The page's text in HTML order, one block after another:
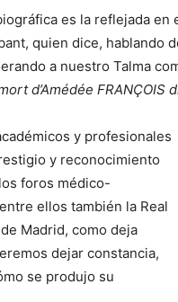
es la reflejada en
quien dice, hablando
a nuestro Talma
d’Amédée FRANÇOIS
y profesionales
y reconocimiento
foros médico-
ellos también la Real
Madrid, como deja
dejar constancia,
se produjo su